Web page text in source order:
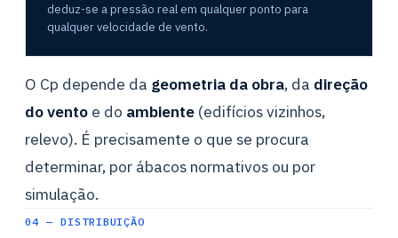
deduz-se a pressão real em qualquer ponto para
qualquer velocidade de vento.
O Cp depende da geometria da obra, da direção
do vento e do ambiente (edifícios vizinhos,
relevo). É precisamente o que se procura
determinar, por ábacos normativos ou por
simulação.
04 — DISTRIBUIÇÃO